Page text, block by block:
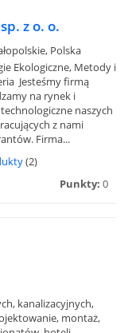
z o. o.
Polska
Ekologiczne, Metody i
Jesteśmy firmą
na rynek i
naszych
z nami
Firma...
(2)
Punkty: 0
kanalizacyjnych,
montaż,